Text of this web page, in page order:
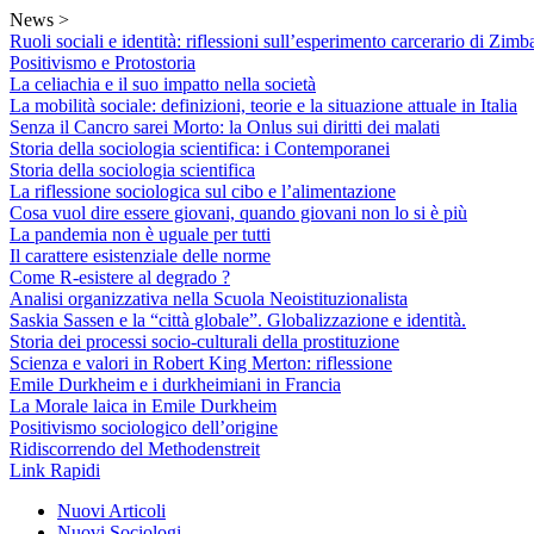
Skip
to
content
News >
Ruoli sociali e identità: riflessioni sull’esperimento carcerario di
Positivismo e Protostoria
La celiachia e il suo impatto nella società
La mobilità sociale: definizioni, teorie e la situazione attuale in Italia
Senza il Cancro sarei Morto: la Onlus sui diritti dei malati
Storia della sociologia scientifica: i Contemporanei
Storia della sociologia scientifica
La riflessione sociologica sul cibo e l’alimentazione
Cosa vuol dire essere giovani, quando giovani non lo si è più
La pandemia non è uguale per tutti
Il carattere esistenziale delle norme
Come R-esistere al degrado ?
Analisi organizzativa nella Scuola Neoistituzionalista
Saskia Sassen e la “città globale”. Globalizzazione e identità.
Storia dei processi socio-culturali della prostituzione
Scienza e valori in Robert King Merton: riflessione
Emile Durkheim e i durkheimiani in Francia
La Morale laica in Emile Durkheim
Positivismo sociologico dell’origine
Ridiscorrendo del Methodenstreit
Link Rapidi
Nuovi Articoli